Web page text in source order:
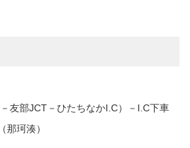
友部JCT－ひたちなかI.C）－I.C下車
那珂湊）